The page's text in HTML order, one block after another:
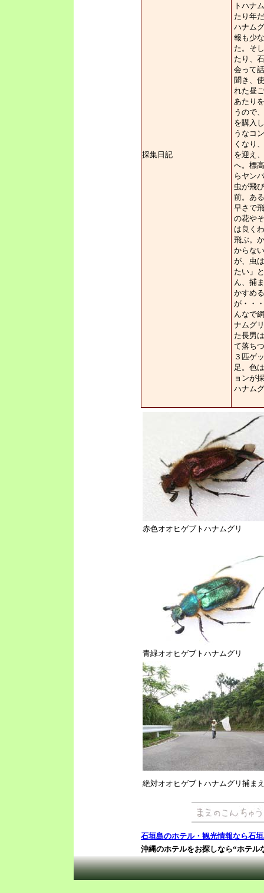
採集日記
トハナ
たり年
ハナム
報も少
た。そ
たり、
会って
聞き、
れた昼
あたり
うので
を購入
うなコ
くなり
を迎え
へ。標
らヤン
虫が飛
前。あ
早さで
の花や
は良く
飛ぶ。
からな
が、虫
たい」
ん、捕
かすめ
が・・
んなで
ナムグ
た長男
て落ち
３匹ゲ
足。色
ョンが
ハナム
赤色オオヒゲブトハナムグリ
青緑オオヒゲブトハナムグリ
絶対オオヒゲブトハナムグリ捕ま
石垣島のホテル・観光情報なら石
沖縄のホテルをお探しなら“ホテル